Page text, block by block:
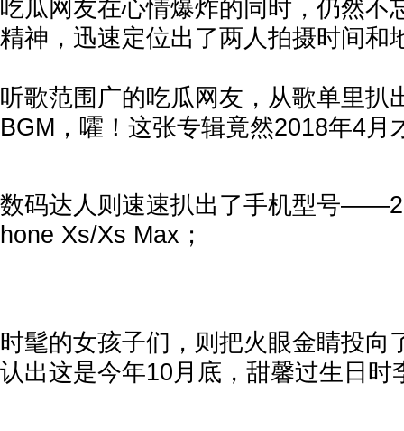
吃瓜网友在心情爆炸的同时，仍然不
精神，迅速定位出了两人拍摄时间
听歌范围广的吃瓜网友，从歌单里扒
BGM，嚯！这张专辑竟然2018年4月
数码达人则速速扒出了手机型号
hone Xs/Xs Max；
时髦的女孩子们，则把火眼金睛投向
认出这是今年10月底，甜馨过生日时